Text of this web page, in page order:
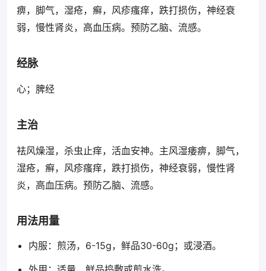
痹，脚气，湿疮，癣，风疹瘙痒，跌打损伤，神经衰
弱，慢性肾炎，高血压病。预防乙脑、流感。
经脉
心；脾经
主治
祛风燥湿，杀虫止痒，活血安神。主风湿痿痹，脚气，
湿疮，癣，风疹瘙痒，跌打损伤，神经衰弱，慢性肾
炎，高血压病。预防乙脑、流感。
用法用量
内服：煎汤，6-15g，鲜品30-60g；或浸酒。